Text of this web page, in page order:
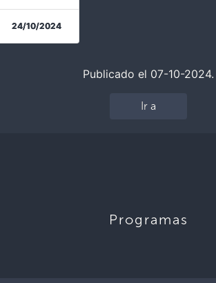
24/10/2024
Publicado el 07-10-2024.
Ir a
Programas